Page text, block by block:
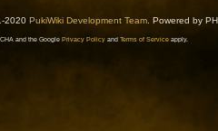
2020 PukiWiki Development Team. Powered by
and the Google Privacy Policyand Terms of Serviceapply.